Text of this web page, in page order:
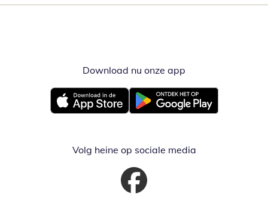
Download nu onze app
Opent in nieuw vensterOpent in nieuw venster
Volg heine op sociale media
Opent in nieuw venster